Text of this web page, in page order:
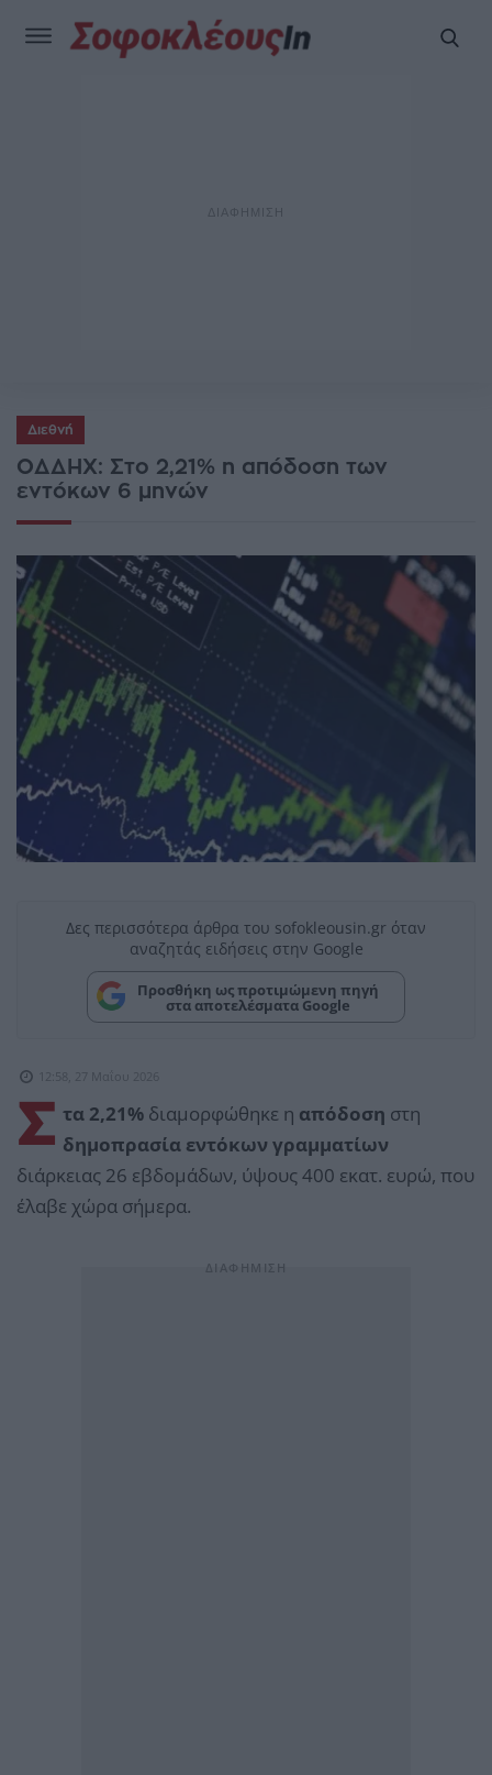
Διεθνή
ΟΔΔΗΧ: Στο 2,21% η απόδοση των
εντόκων 6 μηνών
Δες περισσότερα άρθρα του sofokleousin.gr όταν
αναζητάς ειδήσεις στην Google
Προσθήκη ως προτιμώμενη πηγή
στα αποτελέσματα Google
12:58, 27 Μαΐου 2026
Σ τα 2,21% διαμορφώθηκε η απόδοση στη
δημοπρασία εντόκων γραμματίων
διάρκειας 26 εβδομάδων, ύψους 400 εκατ. ευρώ, που
έλαβε χώρα σήμερα.